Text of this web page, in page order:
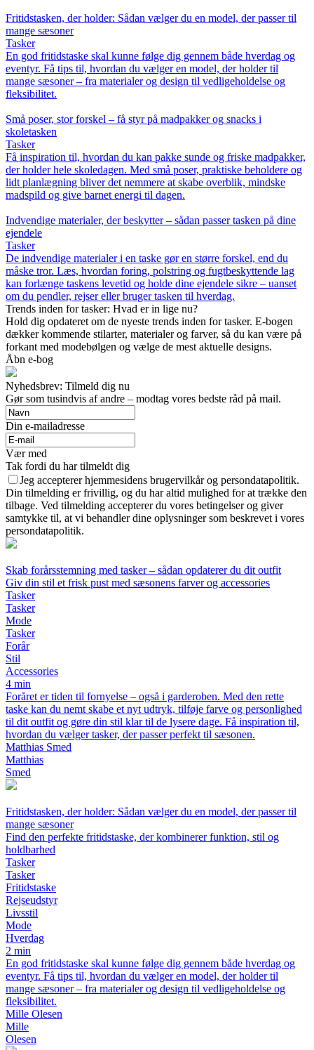
Fritidstasken, der holder: Sådan vælger du en model, der passer til
mange sæsoner
Tasker
En god fritidstaske skal kunne følge dig gennem både hverdag og
eventyr. Få tips til, hvordan du vælger en model, der holder til
mange sæsoner – fra materialer og design til vedligeholdelse og
fleksibilitet.
Små poser, stor forskel – få styr på madpakker og snacks i
skoletasken
Tasker
Få inspiration til, hvordan du kan pakke sunde og friske madpakker,
der holder hele skoledagen. Med små poser, praktiske beholdere og
lidt planlægning bliver det nemmere at skabe overblik, mindske
madspild og give barnet energi til dagen.
Indvendige materialer, der beskytter – sådan passer tasken på dine
ejendele
Tasker
De indvendige materialer i en taske gør en større forskel, end du
måske tror. Læs, hvordan foring, polstring og fugtbeskyttende lag
kan forlænge taskens levetid og holde dine ejendele sikre – uanset
om du pendler, rejser eller bruger tasken til hverdag.
Trends inden for tasker: Hvad er in lige nu?
Hold dig opdateret om de nyeste trends inden for tasker. E-bogen
dækker kommende stilarter, materialer og farver, så du kan være på
forkant med modebølgen og vælge de mest aktuelle designs.
Åbn e-bog
Nyhedsbrev: Tilmeld dig nu
Gør som tusindvis af andre – modtag vores bedste råd på mail.
Din e-mailadresse
Vær med
Tak fordi du har tilmeldt dig
Jeg accepterer hjemmesidens brugervilkår og persondatapolitik.
Din tilmelding er frivillig, og du har altid mulighed for at trække den
tilbage. Ved tilmelding accepterer du vores betingelser og giver
samtykke til, at vi behandler dine oplysninger som beskrevet i vores
persondatapolitik.
Skab forårsstemning med tasker – sådan opdaterer du dit outfit
Giv din stil et frisk pust med sæsonens farver og accessories
Tasker
Tasker
Mode
Tasker
Forår
Stil
Accessories
4 min
Foråret er tiden til fornyelse – også i garderoben. Med den rette
taske kan du nemt skabe et nyt udtryk, tilføje farve og personlighed
til dit outfit og gøre din stil klar til de lysere dage. Få inspiration til,
hvordan du vælger tasker, der passer perfekt til sæsonen.
Matthias Smed
Matthias
Smed
Fritidstasken, der holder: Sådan vælger du en model, der passer til
mange sæsoner
Find den perfekte fritidstaske, der kombinerer funktion, stil og
holdbarhed
Tasker
Tasker
Fritidstaske
Rejseudstyr
Livsstil
Mode
Hverdag
2 min
En god fritidstaske skal kunne følge dig gennem både hverdag og
eventyr. Få tips til, hvordan du vælger en model, der holder til
mange sæsoner – fra materialer og design til vedligeholdelse og
fleksibilitet.
Mille Olesen
Mille
Olesen